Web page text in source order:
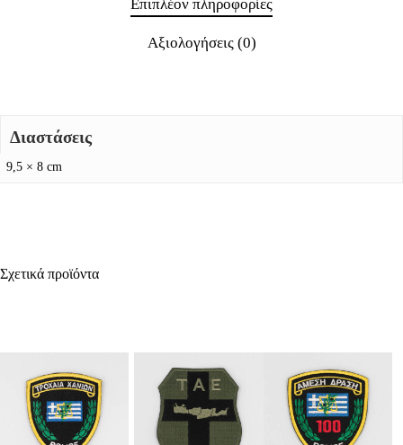
Επιπλέον πληροφορίες
Αξιολογήσεις (0)
Διαστάσεις
9,5 × 8 cm
Σχετικά προϊόντα